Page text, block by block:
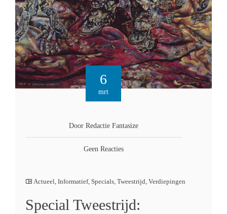
6
mrt
Door Redactie Fantasize
Geen Reacties
Actueel, Informatief, Specials, Tweestrijd, Verdiepingen
Special Tweestrijd: